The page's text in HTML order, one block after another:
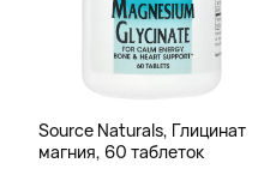
Source Naturals, Глицинат
магния, 60 таблеток